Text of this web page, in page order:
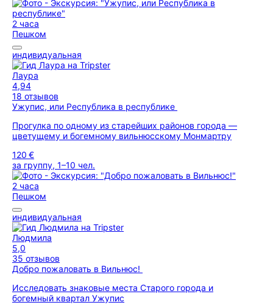
2 часа
Пешком
индивидуальная
Лаура
4,94
18 отзывов
Ужупис, или Республика в республике
Прогулка по одному из старейших районов города —
цветущему и богемному вильнюсскому Монмартру
120 €
за группу, 1–10 чел.
2 часа
Пешком
индивидуальная
Людмила
5,0
35 отзывов
Добро пожаловать в Вильнюс!
Исследовать знаковые места Старого города и
богемный квартал Ужупис